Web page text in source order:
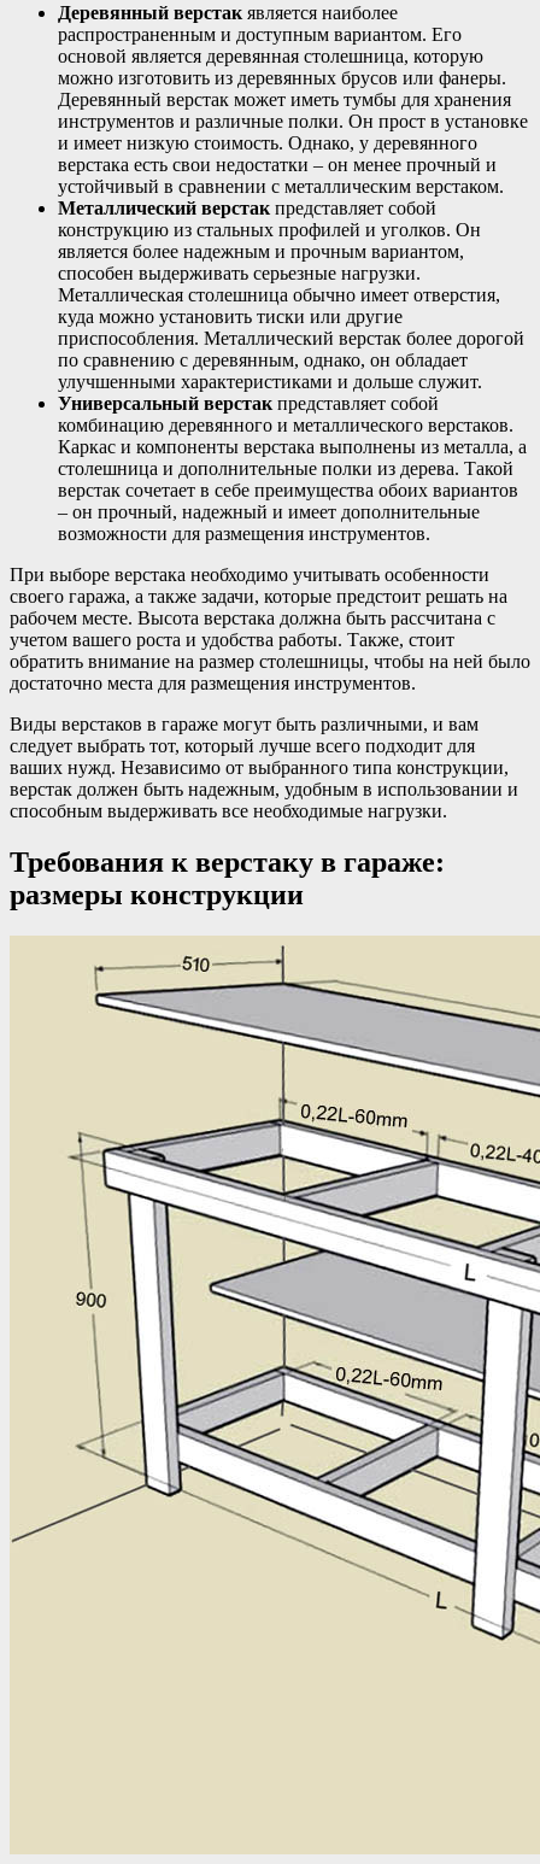
Деревянный верстак является наиболее
распространенным и доступным вариантом. Его
основой является деревянная столешница, которую
можно изготовить из деревянных брусов или фанеры.
Деревянный верстак может иметь тумбы для хранения
инструментов и различные полки. Он прост в установке
и имеет низкую стоимость. Однако, у деревянного
верстака есть свои недостатки – он менее прочный и
устойчивый в сравнении с металлическим верстаком.
Металлический верстак представляет собой
конструкцию из стальных профилей и уголков. Он
является более надежным и прочным вариантом,
способен выдерживать серьезные нагрузки.
Металлическая столешница обычно имеет отверстия,
куда можно установить тиски или другие
приспособления. Металлический верстак более дорогой
по сравнению с деревянным, однако, он обладает
улучшенными характеристиками и дольше служит.
Универсальный верстак представляет собой
комбинацию деревянного и металлического верстаков.
Каркас и компоненты верстака выполнены из металла, а
столешница и дополнительные полки из дерева. Такой
верстак сочетает в себе преимущества обоих вариантов
– он прочный, надежный и имеет дополнительные
возможности для размещения инструментов.
При выборе верстака необходимо учитывать особенности
своего гаража, а также задачи, которые предстоит решать на
рабочем месте. Высота верстака должна быть рассчитана с
учетом вашего роста и удобства работы. Также, стоит
обратить внимание на размер столешницы, чтобы на ней было
достаточно места для размещения инструментов.
Виды верстаков в гараже могут быть различными, и вам
следует выбрать тот, который лучше всего подходит для
ваших нужд. Независимо от выбранного типа конструкции,
верстак должен быть надежным, удобным в использовании и
способным выдерживать все необходимые нагрузки.
Требования к верстаку в гараже:
размеры конструкции